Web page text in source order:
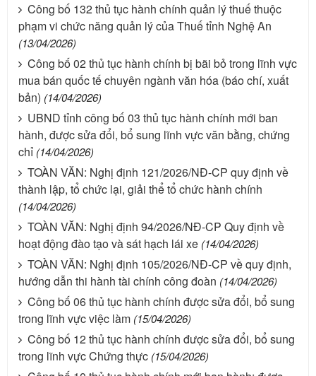
Công bố 132 thủ tục hành chính quản lý thuế thuộc
phạm vi chức năng quản lý của Thuế tỉnh Nghệ An
(13/04/2026)
Công bố 02 thủ tục hành chính bị bãi bỏ trong lĩnh vực
mua bán quốc tế chuyên ngành văn hóa (báo chí, xuất
bản) (14/04/2026)
UBND tỉnh công bố 03 thủ tục hành chính mới ban
hành, được sửa đổi, bổ sung lĩnh vực văn bằng, chứng
chỉ (14/04/2026)
TOÀN VĂN: Nghị định 121/2026/NĐ-CP quy định về
thành lập, tổ chức lại, giải thể tổ chức hành chính
(14/04/2026)
TOÀN VĂN: Nghị định 94/2026/NĐ-CP Quy định về
hoạt động đào tạo và sát hạch lái xe (14/04/2026)
TOÀN VĂN: Nghị định 105/2026/NĐ-CP về quy định,
hướng dẫn thi hành tài chính công đoàn (14/04/2026)
Công bố 06 thủ tục hành chính được sửa đổi, bổ sung
trong lĩnh vực việc làm (15/04/2026)
Công bố 12 thủ tục hành chính được sửa đổi, bổ sung
trong lĩnh vực Chứng thực (15/04/2026)